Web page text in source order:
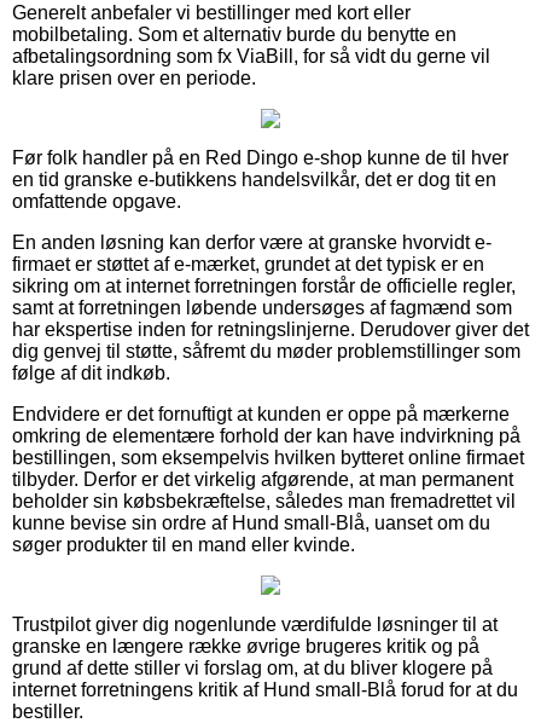
Generelt anbefaler vi bestillinger med kort eller
mobilbetaling. Som et alternativ burde du benytte en
afbetalingsordning som fx ViaBill, for så vidt du gerne vil
klare prisen over en periode.
Før folk handler på en Red Dingo e-shop kunne de til hver
en tid granske e-butikkens handelsvilkår, det er dog tit en
omfattende opgave.
En anden løsning kan derfor være at granske hvorvidt e-
firmaet er støttet af e-mærket, grundet at det typisk er en
sikring om at internet forretningen forstår de officielle regler,
samt at forretningen løbende undersøges af fagmænd som
har ekspertise inden for retningslinjerne. Derudover giver det
dig genvej til støtte, såfremt du møder problemstillinger som
følge af dit indkøb.
Endvidere er det fornuftigt at kunden er oppe på mærkerne
omkring de elementære forhold der kan have indvirkning på
bestillingen, som eksempelvis hvilken bytteret online firmaet
tilbyder. Derfor er det virkelig afgørende, at man permanent
beholder sin købsbekræftelse, således man fremadrettet vil
kunne bevise sin ordre af Hund small-Blå, uanset om du
søger produkter til en mand eller kvinde.
Trustpilot giver dig nogenlunde værdifulde løsninger til at
granske en længere række øvrige brugeres kritik og på
grund af dette stiller vi forslag om, at du bliver klogere på
internet forretningens kritik af Hund small-Blå forud for at du
bestiller.